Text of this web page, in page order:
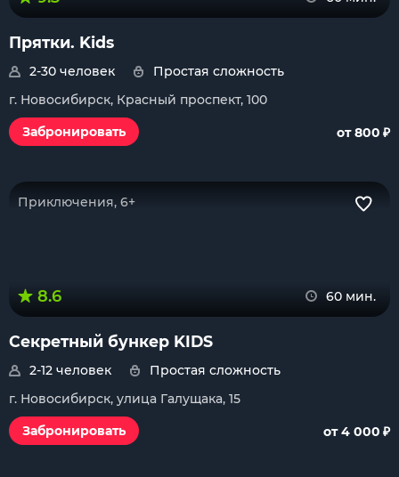
Прятки. Kids
2-30 человек
Простая сложность
г. Новосибирск, Красный проспект, 100
Забронировать
от 800 ₽
Приключения, 6+
8.6 60 мин.
Секретный бункер KIDS
2-12 человек
Простая сложность
г. Новосибирск, улица Галущака, 15
Забронировать
от 4 000 ₽